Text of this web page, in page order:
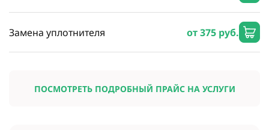
Замена уплотнителя от 375 руб.
ПОСМОТРЕТЬ ПОДРОБНЫЙ ПРАЙС НА УСЛУГИ